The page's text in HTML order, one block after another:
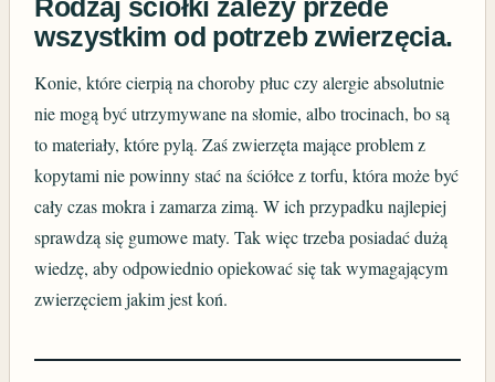
Rodzaj ściółki zależy przede
wszystkim od potrzeb zwierzęcia.
Konie, które cierpią na choroby płuc czy alergie absolutnie
nie mogą być utrzymywane na słomie, albo trocinach, bo są
to materiały, które pylą. Zaś zwierzęta mające problem z
kopytami nie powinny stać na ściółce z torfu, która może być
cały czas mokra i zamarza zimą. W ich przypadku najlepiej
sprawdzą się gumowe maty. Tak więc trzeba posiadać dużą
wiedzę, aby odpowiednio opiekować się tak wymagającym
zwierzęciem jakim jest koń.